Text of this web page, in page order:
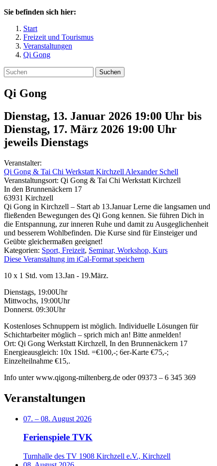
Sie befinden sich hier:
Start
Freizeit und Tourismus
Veranstaltungen
Qi Gong
Suchen
Qi Gong
Dienstag, 13. Januar 2026 19:00 Uhr bis
Dienstag, 17. März 2026 19:00 Uhr
jeweils Dienstags
Veranstalter:
Qi Gong & Tai Chi Werkstatt Kirchzell Alexander Schell
Veranstaltungsort: Qi Gong & Tai Chi Werkstatt Kirchzell
In den Brunnenäckern 17
63931 Kirchzell
Qi Gong in Kirchzell – Start ab 13.Januar Lerne die langsamen und
fließenden Bewegungen des Qi Gong kennen. Sie führen Dich in
die Entspannung, zur inneren Ruhe und damit zu Ausgeglichenheit
und besserem Wohlbefinden. Die Kurse sind für Einsteiger und
Geübte gleichermaßen geeignet!
Kategorien: Sport, Freizeit, Seminar, Workshop, Kurs
Diese Veranstaltung im iCal-Format speichern
10 x 1 Std. vom 13.Jan - 19.März.
Dienstags, 19:00Uhr
Mittwochs, 19:00Uhr
Donnerst. 09:30Uhr
Kostenloses Schnuppern ist möglich. Individuelle Lösungen für
Schichtarbeiter möglich – sprich mich an! Bitte anmelden!
Ort: Qi Gong Werkstatt Kirchzell, In den Brunnenäckern 17
Energieausgleich: 10x 1Std. =€100,-; 6er-Karte €75,-;
Einzelteilnahme €15,.
Info unter www.qigong-miltenberg.de oder 09373 – 6 345 369
Veranstaltungen
07. – 08. August 2026
Ferienspiele TVK
Turnhalle des TV 1908 Kirchzell e.V., Kirchzell